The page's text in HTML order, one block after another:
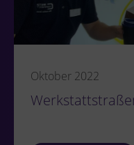
Oktober 2022